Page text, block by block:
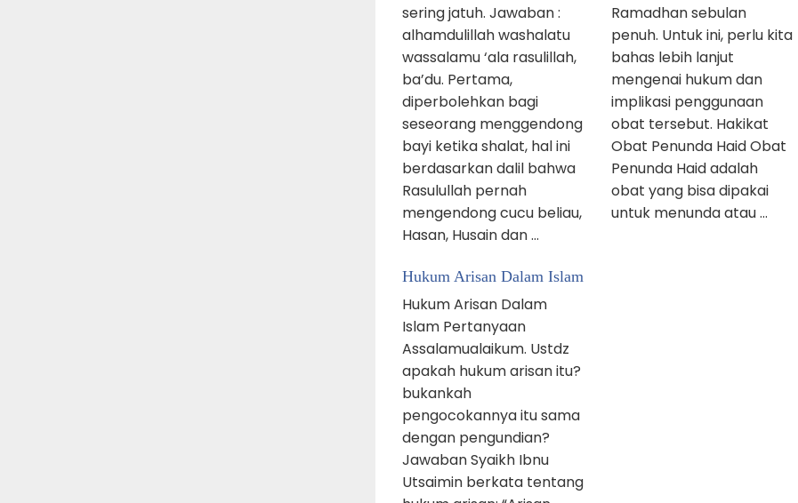
sering jatuh. Jawaban :
alhamdulillah washalatu
wassalamu ‘ala rasulillah,
ba’du. Pertama,
diperbolehkan bagi
seseorang menggendong
bayi ketika shalat, hal ini
berdasarkan dalil bahwa
Rasulullah pernah
mengendong cucu beliau,
Hasan, Husain dan …
Ramadhan sebulan
penuh. Untuk ini, perlu kita
bahas lebih lanjut
mengenai hukum dan
implikasi penggunaan
obat tersebut. Hakikat
Obat Penunda Haid Obat
Penunda Haid adalah
obat yang bisa dipakai
untuk menunda atau …
Hukum Arisan Dalam Islam
Hukum Arisan Dalam
Islam Pertanyaan
Assalamualaikum. Ustdz
apakah hukum arisan itu?
bukankah
pengocokannya itu sama
dengan pengundian?
Jawaban Syaikh Ibnu
Utsaimin berkata tentang